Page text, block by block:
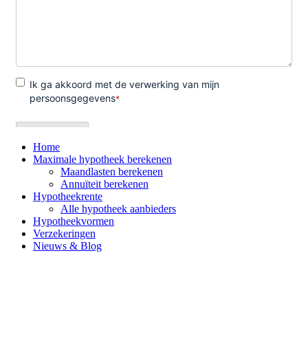
Home
Maximale hypotheek berekenen
Maandlasten berekenen
Annuïteit berekenen
Hypotheekrente
Alle hypotheek aanbieders
Hypotheekvormen
Verzekeringen
Nieuws & Blog